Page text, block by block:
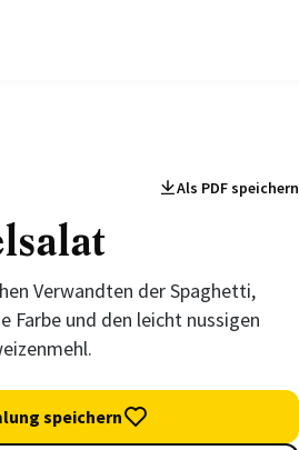
Als PDF speichern
Verwandten der Spaghetti,
Farbe und den leicht nussigen
speichern